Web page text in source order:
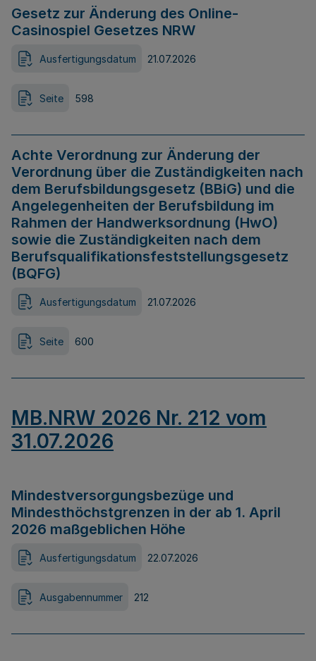
Gesetz zur Änderung des Online-
Casinospiel Gesetzes NRW
Ausfertigungsdatum 21.07.2026
Seite 598
Achte Verordnung zur Änderung der
Verordnung über die Zuständigkeiten nach
dem Berufsbildungsgesetz (BBiG) und die
Angelegenheiten der Berufsbildung im
Rahmen der Handwerksordnung (HwO)
sowie die Zuständigkeiten nach dem
Berufsqualifikationsfeststellungsgesetz
(BQFG)
Ausfertigungsdatum 21.07.2026
Seite 600
MB.NRW 2026 Nr. 212 vom
31.07.2026
Mindestversorgungsbezüge und
Mindesthöchstgrenzen in der ab 1. April
2026 maßgeblichen Höhe
Ausfertigungsdatum 22.07.2026
Ausgabennummer 212